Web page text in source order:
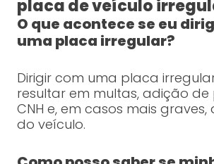
placa de veículo
O que acontece se eu
uma placa irregular?
Dirigir com uma placa
resultar em multas, adição de
CNH e, em casos mais
do veículo.